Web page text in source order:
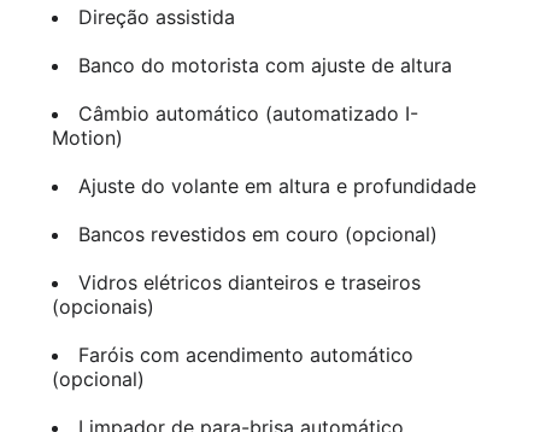
Direção assistida
Banco do motorista com ajuste de altura
Câmbio automático (automatizado I-
Motion)
Ajuste do volante em altura e profundidade
Bancos revestidos em couro (opcional)
Vidros elétricos dianteiros e traseiros
(opcionais)
Faróis com acendimento automático
(opcional)
Limpador de para-brisa automático